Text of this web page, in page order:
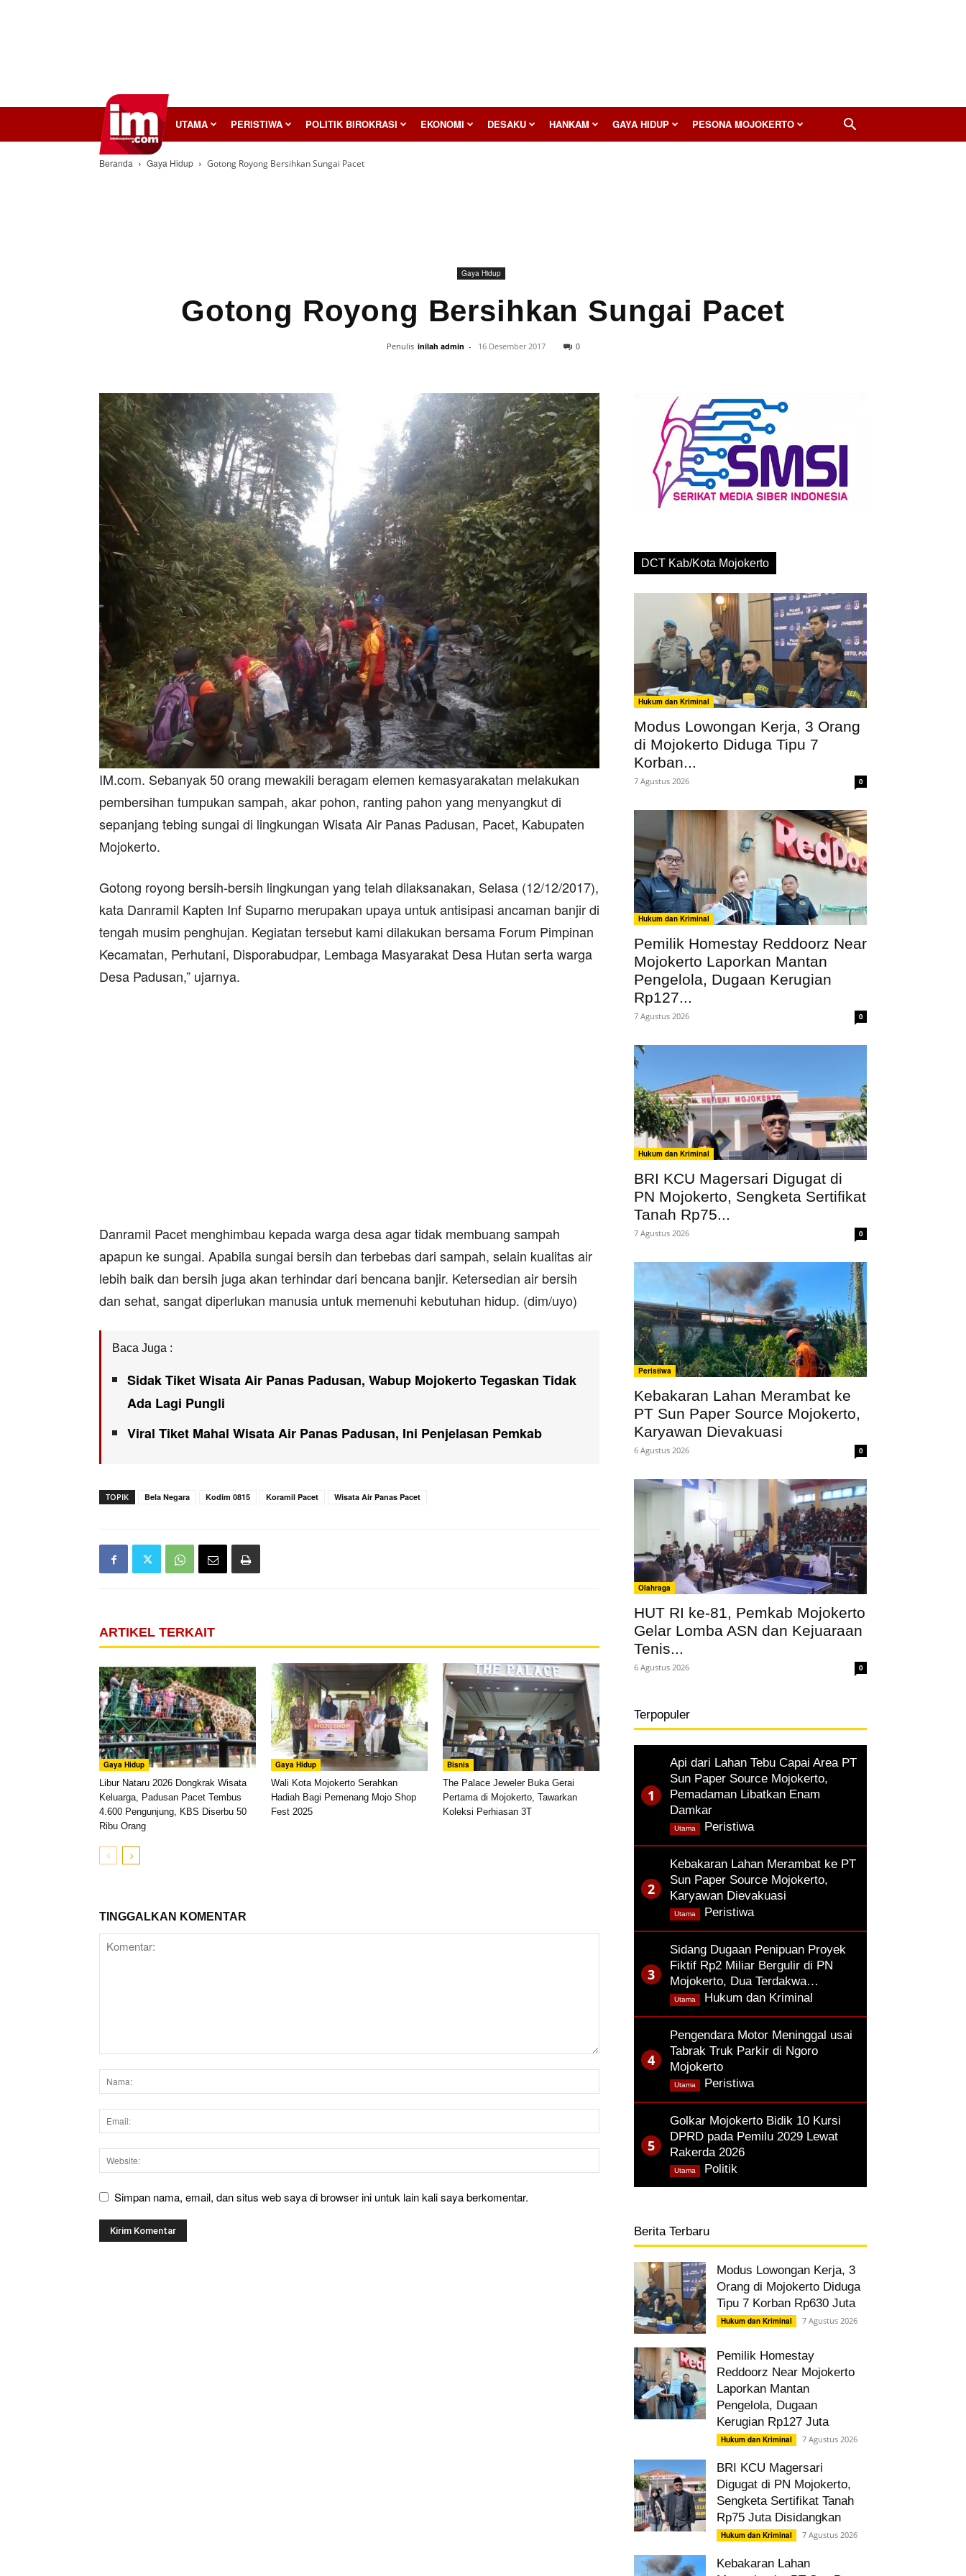
InilahMojokerto UTAMA PERISTIWA POLITIK BIROKRASI EKONOMI DESAKU HANKAM GAYA HIDUP PESONA MOJOKERTO
Beranda Gaya Hidup Gotong Royong Bersihkan Sungai Pacet
Gaya Hidup
Gotong Royong Bersihkan Sungai Pacet
Penulis inilah admin - 16 Desember 2017 0
IM.com. Sebanyak 50 orang mewakili beragam elemen kemasyarakatan melakukan
pembersihan tumpukan sampah, akar pohon, ranting pahon yang menyangkut di
sepanjang tebing sungai di lingkungan Wisata Air Panas Padusan, Pacet, Kabupaten
Mojokerto.
Gotong royong bersih-bersih lingkungan yang telah dilaksanakan, Selasa (12/12/2017),
kata Danramil Kapten Inf Suparno merupakan upaya untuk antisipasi ancaman banjir di
tengah musim penghujan. Kegiatan tersebut kami dilakukan bersama Forum Pimpinan
Kecamatan, Perhutani, Disporabudpar, Lembaga Masyarakat Desa Hutan serta warga
Desa Padusan,” ujarnya.
Danramil Pacet menghimbau kepada warga desa agar tidak membuang sampah
apapun ke sungai. Apabila sungai bersih dan terbebas dari sampah, selain kualitas air
lebih baik dan bersih juga akan terhindar dari bencana banjir. Ketersedian air bersih
dan sehat, sangat diperlukan manusia untuk memenuhi kebutuhan hidup. (dim/uyo)
Baca Juga :
Sidak Tiket Wisata Air Panas Padusan, Wabup Mojokerto Tegaskan Tidak
Ada Lagi Pungli
Viral Tiket Mahal Wisata Air Panas Padusan, Ini Penjelasan Pemkab
TOPIK Bela Negara Kodim 0815 Koramil Pacet Wisata Air Panas Pacet
ARTIKEL TERKAIT
Gaya Hidup
Libur Nataru 2026 Dongkrak Wisata
Keluarga, Padusan Pacet Tembus
4.600 Pengunjung, KBS Diserbu 50
Ribu Orang
Gaya Hidup
Wali Kota Mojokerto Serahkan
Hadiah Bagi Pemenang Mojo Shop
Fest 2025
Bisnis
The Palace Jeweler Buka Gerai
Pertama di Mojokerto, Tawarkan
Koleksi Perhiasan 3T
TINGGALKAN KOMENTAR
Simpan nama, email, dan situs web saya di browser ini untuk lain kali saya berkomentar.
DCT Kab/Kota Mojokerto
Hukum dan Kriminal
Modus Lowongan Kerja, 3 Orang
di Mojokerto Diduga Tipu 7
Korban...
7 Agustus 2026 0
Hukum dan Kriminal
Pemilik Homestay Reddoorz Near
Mojokerto Laporkan Mantan
Pengelola, Dugaan Kerugian
Rp127...
7 Agustus 2026 0
Hukum dan Kriminal
BRI KCU Magersari Digugat di
PN Mojokerto, Sengketa Sertifikat
Tanah Rp75...
7 Agustus 2026 0
Peristiwa
Kebakaran Lahan Merambat ke
PT Sun Paper Source Mojokerto,
Karyawan Dievakuasi
6 Agustus 2026 0
Olahraga
HUT RI ke-81, Pemkab Mojokerto
Gelar Lomba ASN dan Kejuaraan
Tenis...
6 Agustus 2026 0
Terpopuler
Api dari Lahan Tebu Capai Area PT
Sun Paper Source Mojokerto,
Pemadaman Libatkan Enam
Damkar
Peristiwa,
Utama
Kebakaran Lahan Merambat ke PT
Sun Paper Source Mojokerto,
Karyawan Dievakuasi
Peristiwa,
Utama
Sidang Dugaan Penipuan Proyek
Fiktif Rp2 Miliar Bergulir di PN
Mojokerto, Dua Terdakwa…
Hukum dan Kriminal
Utama
Pengendara Motor Meninggal usai
Tabrak Truk Parkir di Ngoro
Mojokerto
Peristiwa,
Utama
Golkar Mojokerto Bidik 10 Kursi
DPRD pada Pemilu 2029 Lewat
Rakerda 2026
Politik
Utama
Berita Terbaru
Modus Lowongan Kerja, 3
Orang di Mojokerto Diduga
Tipu 7 Korban Rp630 Juta
Hukum dan Kriminal 7 Agustus 2026
Pemilik Homestay
Reddoorz Near Mojokerto
Laporkan Mantan
Pengelola, Dugaan
Kerugian Rp127 Juta
Hukum dan Kriminal 7 Agustus 2026
BRI KCU Magersari
Digugat di PN Mojokerto,
Sengketa Sertifikat Tanah
Rp75 Juta Disidangkan
Hukum dan Kriminal 7 Agustus 2026
Kebakaran Lahan